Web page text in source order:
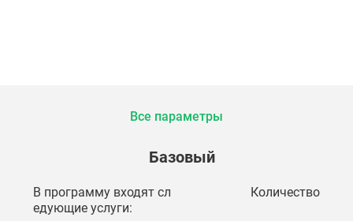
Все параметры
Базовый
В программу входят сл
едующие услуги:
Количество